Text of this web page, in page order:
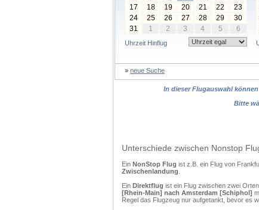
17
18 19 20 21 22
23
24
25 26 27 28 29
30
31
1 2 3 4 5 6
Uhrzeit Hinflug
» neue Suche
In dieser Flugauswahl
Bitte
Unterschiede zwischen Nonstop
Ein NonStop Flug ist z.B. ein Flug von
Zwischenlandung
Ein Direktflug ist ein Flug zwischen zwei
[Rhein-Main] nach Amsterdam [Schiphol]
Regel das Flugzeug nur aufgetankt, bevor es